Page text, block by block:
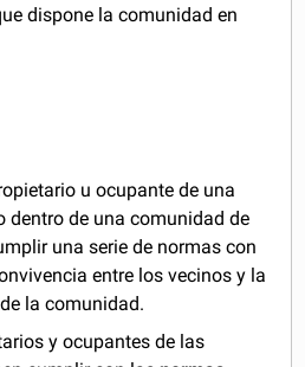
dispone la comunidad en
u ocupante de una
dentro de una comunidad de
una serie de normas con
entre los vecinos y la
la comunidad.
y ocupantes de las